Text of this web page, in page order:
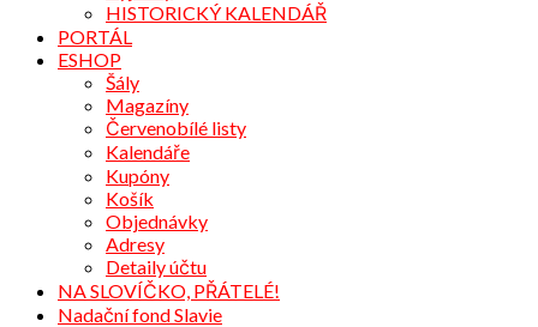
HISTORICKÝ KALENDÁŘ
PORTÁL
ESHOP
Šály
Magazíny
Červenobílé listy
Kalendáře
Kupóny
Košík
Objednávky
Adresy
Detaily účtu
NA SLOVÍČKO, PŘÁTELÉ!
Nadační fond Slavie